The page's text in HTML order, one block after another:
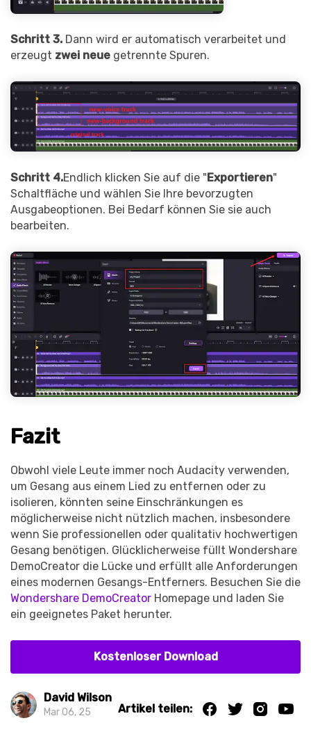
Schritt 3. Dann wird er automatisch verarbeitet und
erzeugt zwei neue getrennte Spuren.
Schritt 4.Endlich klicken Sie auf die "Exportieren"
Schaltfläche und wählen Sie Ihre bevorzugten
Ausgabeoptionen. Bei Bedarf können Sie sie auch
bearbeiten.
Fazit
Obwohl viele Leute immer noch Audacity verwenden,
um Gesang aus einem Lied zu entfernen oder zu
isolieren, könnten seine Einschränkungen es
möglicherweise nicht nützlich machen, insbesondere
wenn Sie professionellen oder qualitativ hochwertigen
Gesang benötigen. Glücklicherweise füllt Wondershare
DemoCreator die Lücke und erfüllt alle Anforderungen
eines modernen Gesangs-Entferners. Besuchen Sie die
Wondershare DemoCreator Homepage und laden Sie
ein geeignetes Paket herunter.
Kostenloser Download
David Wilson
Mar 06, 25 Artikel teilen: